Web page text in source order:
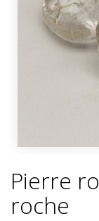
Pierre
roche